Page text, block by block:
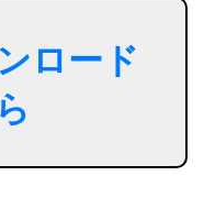
ロード